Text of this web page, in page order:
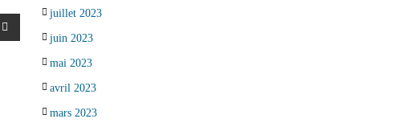
juillet 2023
juin 2023
mai 2023
avril 2023
mars 2023